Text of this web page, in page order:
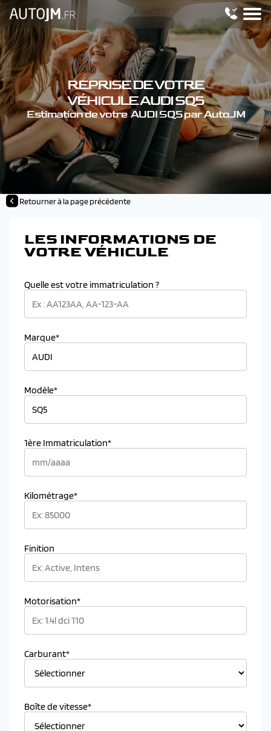
REPRISE DE VOTRE
VÉHICULE AUDI SQ5
Estimation de votre AUDI SQ5 par AutoJM
Retourner à la page précédente
LES INFORMATIONS DE
VOTRE VÉHICULE
Quelle est votre immatriculation ?
Marque*
Modèle*
1ère Immatriculation*
Kilométrage*
Finition
Motorisation*
Carburant*
Boîte de vitesse*